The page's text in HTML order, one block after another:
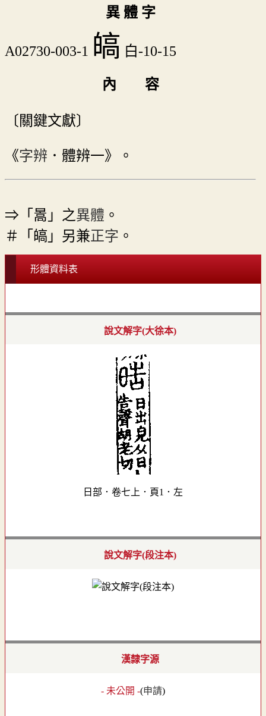
異 體 字
A02730-003-1 皜 白-10-15
內 容
〔關鍵文獻〕
《字辨 ．體辨一》。
⇒「暠」之異體 。
＃「皜」另兼正字 。
形體資料表
說文解字(大徐本)
日部．卷七上．頁1．左
說文解字(段注本)
漢隸字源
- 未公開 -(申請)